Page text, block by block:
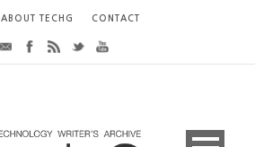
ABOUT TECHG CONTACT